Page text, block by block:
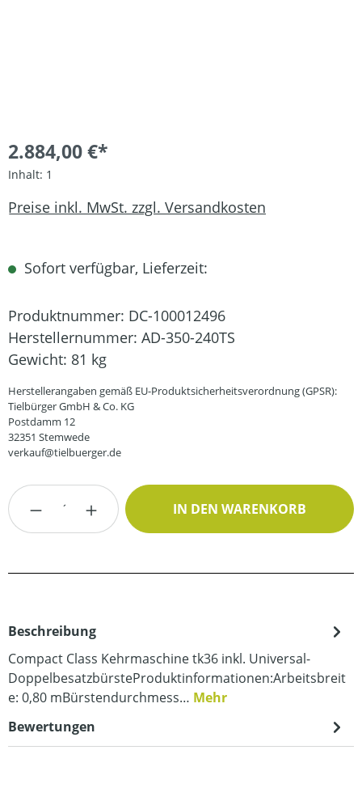
2.884,00 €*
Inhalt: 1
Preise inkl. MwSt. zzgl. Versandkosten
Sofort verfügbar, Lieferzeit:
Produktnummer: DC-100012496
Herstellernummer: AD-350-240TS
Gewicht: 81 kg
Herstellerangaben gemäß EU-Produktsicherheitsverordnung (GPSR):
Tielbürger GmbH & Co. KG
Postdamm 12
32351 Stemwede
verkauf@tielbuerger.de
Produkt Anzahl: Gib den gewünschten
IN DEN WARENKORB
Beschreibung
Compact Class Kehrmaschine tk36 inkl. Universal-
DoppelbesatzbürsteProduktinformationen:Arbeitsbreit
e: 0,80 mBürstendurchmess… Mehr
Bewertungen